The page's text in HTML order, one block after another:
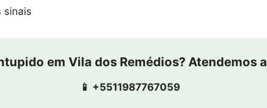
sinais
em Vila dos Remédios? Atendemos
📱 +5511987767059